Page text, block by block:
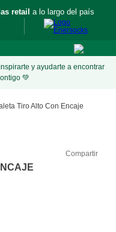
retail a lo largo del país
y ayudarte a encontrar
💚
Tiro Alto Con Encaje
Compartir